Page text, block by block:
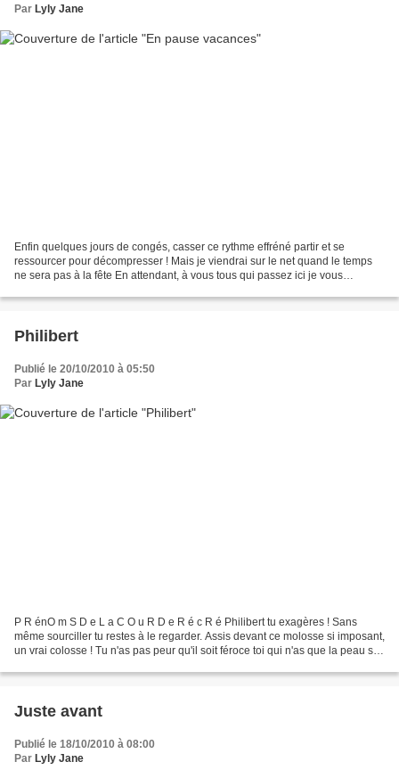
Par Lyly Jane
Enfin quelques jours de congés, casser ce rythme effréné partir et se
ressourcer pour décompresser ! Mais je viendrai sur le net quand le temps
ne sera pas à la fête En attendant, à vous tous qui passez ici je vous
Philibert
Publié le 20/10/2010 à 05:50
Par Lyly Jane
P R énO m S D e L a C O u R D e R é c R é Philibert tu exagères ! Sans
même sourciller tu restes à le regarder. Assis devant ce molosse si imposant,
un vrai colosse ! Tu n'as pas peur qu'il soit féroce toi qui n'as que la peau sur
Juste avant
Publié le 18/10/2010 à 08:00
Par Lyly Jane